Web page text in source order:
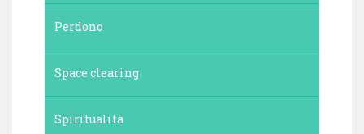
Perdono
Space clearing
Spiritualità